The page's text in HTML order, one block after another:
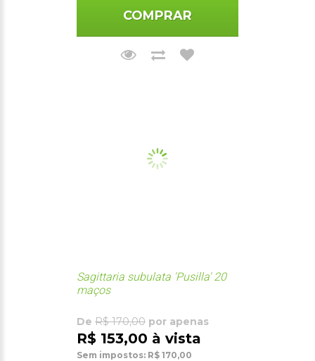
COMPRAR
Sagittaria subulata 'Pusilla' 20
maços
De R$ 170,00 por apenas
R$ 153,00 à vista
Sem impostos: R$ 170,00